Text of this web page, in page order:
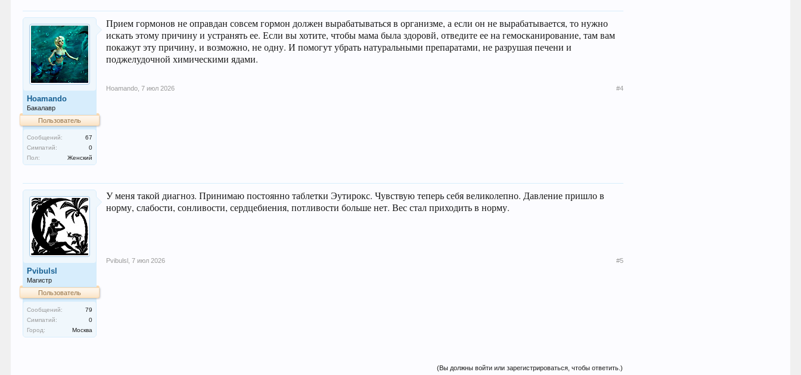
Hoamando
Бакалавр
Пользователь
Сообщений:
67
Симпатий:
0
Пол:
Женский
Прием гормонов не оправдан совсем гормон должен вырабатываться в организме, а если он не вырабатывается, то нужно
искать этому причину и устранять ее. Если вы хотите, чтобы мама была здоровй, отведите ее на гемосканирование, там вам
покажут эту причину, и возможно, не одну. И помогут убрать натуральными препаратами, не разрушая печени и
поджелудочной химическими ядами.
Hoamando 7 июл 2026 #4
Pvibulsl
Магистр
Пользователь
Сообщений:
79
Симпатий:
0
Город:
Москва
У меня такой диагноз. Принимаю постоянно таблетки Эутирокс. Чувствую теперь себя великолепно. Давление пришло в
норму, слабости, сонливости, сердцебиения, потливости больше нет. Вес стал приходить в норму.
Pvibulsl 7 июл 2026 #5
(Вы должны войти или зарегистрироваться, чтобы ответить.)